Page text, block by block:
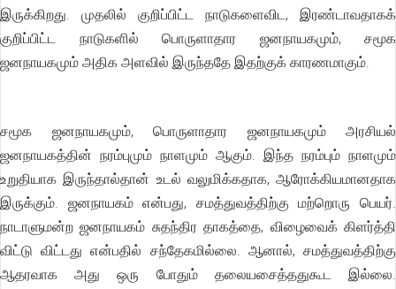
இருக்கிறது. முதலில் குறிப்பிட்ட நாடுகளைவிட, இரண்டாவதாகக்
குறிப்பிட்ட நாடுகளில் பொருளாதார ஜனநாயகமும், சமூக
ஜனநாயகமும் அதிக அளவில் இருந்ததே இதற்குக் காரணமாகும்.
சமூக ஜனநாயகமும், பொருளாதார ஜனநாயகமும் அரசியல்
ஜனநாயகத்தின் நரம்புமும் நாளமும் ஆகும். இந்த நரம்பும் நாளமும்
உறுதியாக இருந்தால்தான் உடல் வலுமிக்கதாக, ஆரோக்கியமானதாக
இருக்கும். ஜனநாயகம் என்பது, சமத்துவத்திற்கு மற்றொரு பெயர்.
நாடாளுமன்ற ஜனநாயகம் சுதந்திர தாகத்தை, விழைவைக் கிளர்த்தி
விட்டு விட்டது என்பதில் சந்தேகமில்லை. ஆனால், சமத்துவத்திற்கு
ஆதரவாக அது ஒரு போதும் தலையசைத்ததுகூட இல்லை.